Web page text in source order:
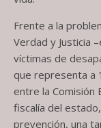
Frente a la
Verdad y Justicia
víctimas de
que representa a
entre la Comisión
fiscalía del
prevención, una